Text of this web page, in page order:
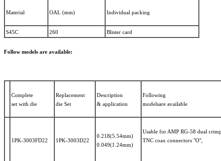
Material OAL (mm) Individual packing
S45C 260 Blister card
Follow models are available:
Complete
set with die
Replacement
die Set
Description
& application
Following
modelsare available
1PK-3003FD22 1PK-3003D22
0.218(5.54mm)
0.049(1.24mm)
Usable for AMP RG-58 dual
TNC coax connectors "O",